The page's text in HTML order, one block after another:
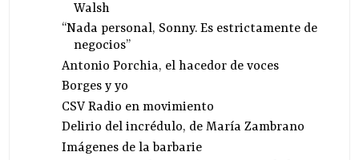
Walsh
“Nada personal, Sonny. Es estrictamente de
negocios”
Antonio Porchia, el hacedor de voces
Borges y yo
CSV Radio en movimiento
Delirio del incrédulo, de María Zambrano
Imágenes de la barbarie